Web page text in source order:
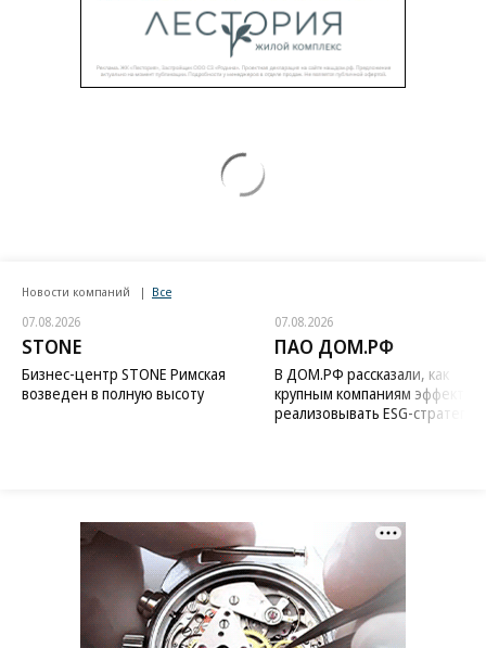
Новости компаний Все
07.08.2026
STONE
Бизнес-центр STONE Римская
возведен в полную высоту
07.08.2026
ПАО ДОМ.РФ
В ДОМ.РФ рассказали, как
крупным компаниям
реализовывать ESG-стратегию